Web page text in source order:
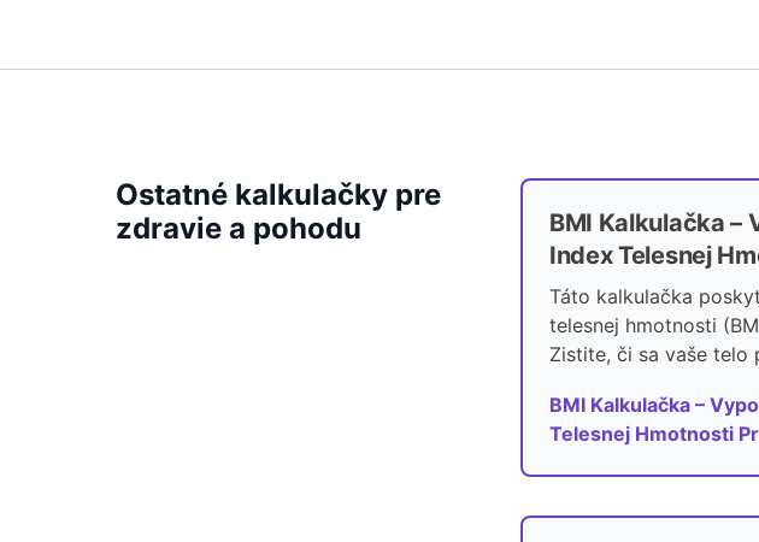
Ostatné kalkulačky pre
zdravie a pohodu
BMI Kalkulačka –
Index Telesnej
Táto kalkulačka
telesnej hmotnosti
Zistite, či sa vaše telo
BMI Kalkulačka –
Telesnej Hmotnosti